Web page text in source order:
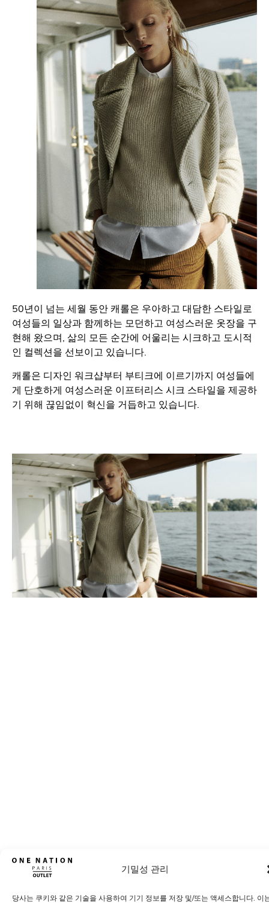
기밀성 관리
당사는 쿠키와 같은 기술을 사용하여 기기 정보를 저장 및/또는 액세스합니다. 이
50년이 넘는 세월 동안 캐롤은 우아하고 대담한 스타일로
여성들의 일상과 함께하는 모던하고 여성스러운 옷장을 구
현해 왔으며, 삶의 모든 순간에 어울리는 시크하고 도시적
인 컬렉션을 선보이고 있습니다.
캐롤은 디자인 워크샵부터 부티크에 이르기까지 여성들에
게 단호하게 여성스러운 이프터리스 시크 스타일을 제공하
기 위해 끊임없이 혁신을 거듭하고 있습니다.